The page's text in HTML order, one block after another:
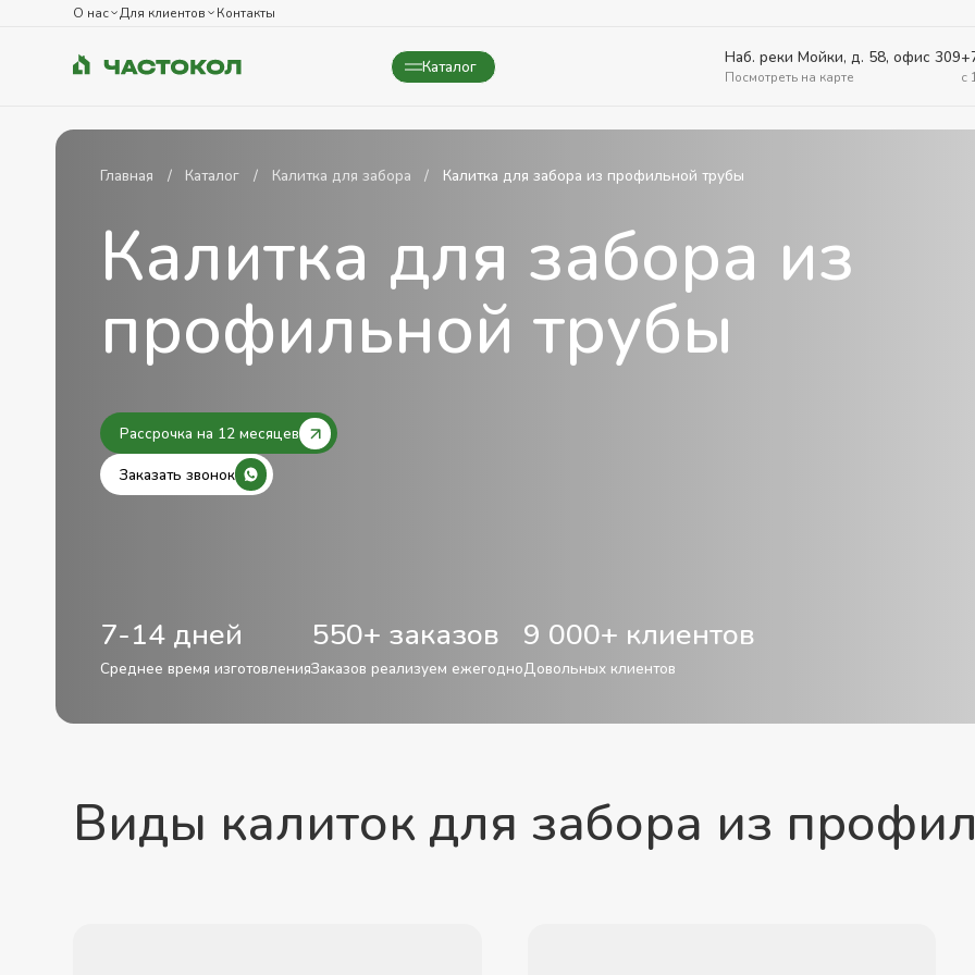
О нас Для клиентов Контакты
Каталог
Закрыть
Наб. реки Мойки, д. 58, офис 309
Посмотреть на карте c
Главная Каталог Калитка для забора Калитка для забора из профильной трубы
Калитка для забора из
профильной трубы
Рассрочка на 12 месяцев
Заказать звонок
7-14 дней
Среднее время изготовления
550+ заказов
Заказов реализуем ежегодно
9 000+ клиентов
Довольных клиентов
Виды калиток для забора из